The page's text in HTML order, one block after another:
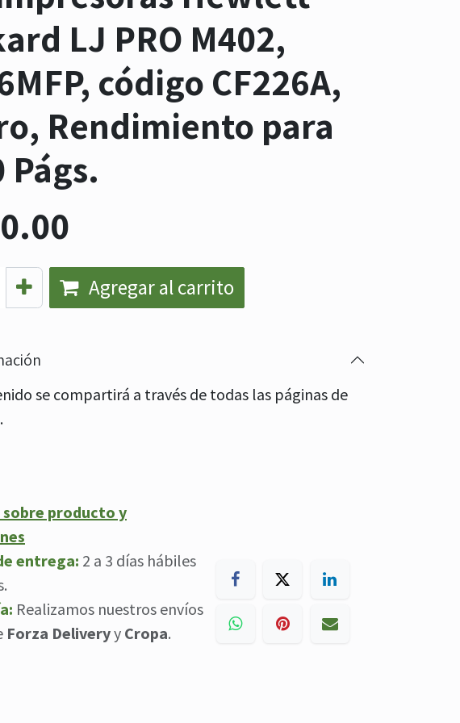
LJ PRO M402,
código CF226A,
Rendimiento para
Págs.
Agregar al carrito
se compartirá a través de todas las páginas de
sobre producto y
entrega: 2 a 3 días hábiles
Realizamos nuestros envíos
Forza Deliveryy Cropa.